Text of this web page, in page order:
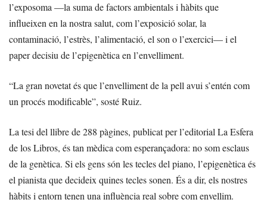
l’exposoma —la suma de factors ambientals i hàbits que
influeixen en la nostra salut, com l’exposició solar, la
contaminació, l’estrès, l’alimentació, el son o l’exercici— i el
paper decisiu de l’epigenètica en l’envelliment.
“La gran novetat és que l’envelliment de la pell avui s’entén com
un procés modificable”, sosté Ruiz.
La tesi del llibre de 288 pàgines, publicat per l’editorial La Esfera
de los Libros, és tan mèdica com esperançadora: no som esclaus
de la genètica. Si els gens són les tecles del piano, l’epigenètica és
el pianista que decideix quines tecles sonen. És a dir, els nostres
hàbits i entorn tenen una influència real sobre com envellim.